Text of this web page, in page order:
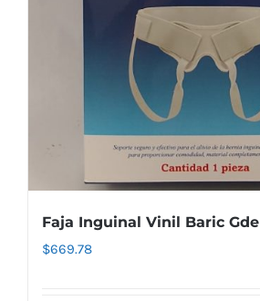
Faja Inguinal Vinil Baric Gde
$669.78